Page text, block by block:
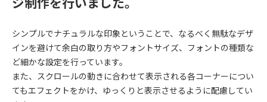
シンプルでナチュラルな印象ということで、なるべく無駄なデザ
インを避けて余白の取り方やフォントサイズ、フォントの種類な
ど細かな設定を行っています。
また、スクロールの動きに合わせて表示される各コーナーについ
てもエフェクトをかけ、ゆっくりと表示させるように配慮してい